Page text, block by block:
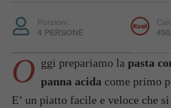
Porzioni:
4 PERSONE
O ggi prepariamo la pasta
panna acida come primo
E’ un piatto facile e veloce che